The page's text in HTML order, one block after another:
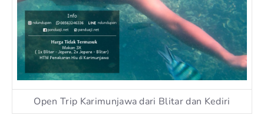
Open Trip Karimunjawa dari Blitar dan Kediri